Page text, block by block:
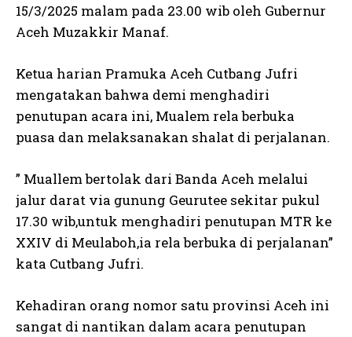
15/3/2025 malam pada 23.00 wib oleh Gubernur
Aceh Muzakkir Manaf.
Ketua harian Pramuka Aceh Cutbang Jufri
mengatakan bahwa demi menghadiri
penutupan acara ini, Mualem rela berbuka
puasa dan melaksanakan shalat di perjalanan.
” Muallem bertolak dari Banda Aceh melalui
jalur darat via gunung Geurutee sekitar pukul
17.30 wib,untuk menghadiri penutupan MTR ke
XXIV di Meulaboh,ia rela berbuka di perjalanan”
kata Cutbang Jufri.
Kehadiran orang nomor satu provinsi Aceh ini
sangat di nantikan dalam acara penutupan